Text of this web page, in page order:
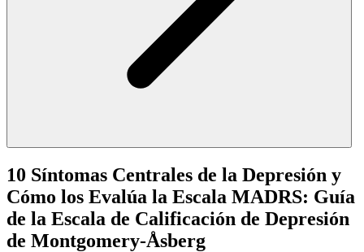
10 Síntomas Centrales de la Depresión y
Cómo los Evalúa la Escala MADRS: Guía
de la Escala de Calificación de Depresión
de Montgomery-Åsberg